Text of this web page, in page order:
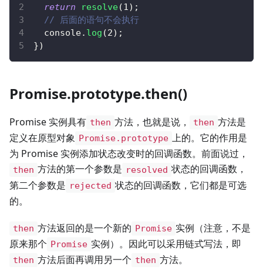
return
resolve(1) ;
// 后面的语句不会执行
console. log (2) ;
})
Promise.prototype.then()
Promise 实例具有 then 方法，也就是说， then 方法是
定义在原型对象 Promise.prototype 上的。它的作用是
为 Promise 实例添加状态改变时的回调函数。前面说过，
then 方法的第一个参数是 resolved 状态的回调函数，
第二个参数是 rejected 状态的回调函数，它们都是可选
的。
then 方法返回的是一个新的 Promise 实例（注意，不是
原来那个 Promise 实例）。因此可以采用链式写法，即
then 方法后面再调用另一个 then 方法。